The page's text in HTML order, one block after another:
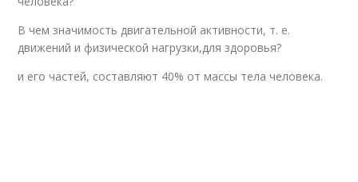
В чем значимость двигательной активности, т. е.
движений и физической нагрузки,для здоровья?
и его частей, составляют 40% от массы тела человека.